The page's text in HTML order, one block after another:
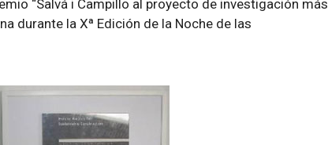
“Salvá i Campillo al proyecto de investigación más
durante la Xª Edición de la Noche de las